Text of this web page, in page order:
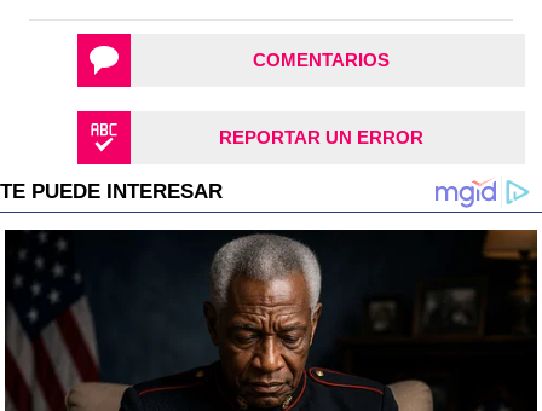
COMENTARIOS
REPORTAR UN ERROR